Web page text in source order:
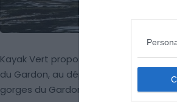
Kayak Vert propose sept descentes
du Gardon, au départ de Russan ou
gorges du Gardon, passant sous le